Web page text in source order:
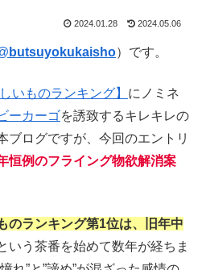
2024.01.28 2024.05.06
butsuyokukaisho）です。
いものランキング】 にノミネ
ーカーゴを誘致するキレキレの
ブログですが、今回のエントリ
恒例のフライング物欲解消案
のランキング第1位は、旧年中
いう茶番を始めて数年が経ちま